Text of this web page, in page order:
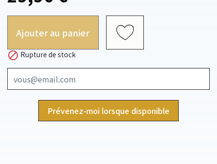
Ajouter au panier
 Rupture de stock
Prévenez-moi lorsque disponible